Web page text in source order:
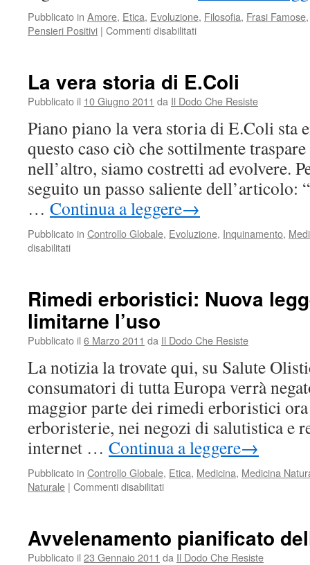
Pubblicato in Amore, Etica, Evoluzione, Filosofia, Frasi Famose
Pensieri Positivi | Commenti disabilitatisu
arrabbiarti
mai
La vera storia di E.Coli
Pubblicato il 10 Giugno 2011 da Il Dodo Che Resiste
Piano piano la vera storia di E.Coli sta
questo caso ciò che sottilmente
nell’altro, siamo costretti ad evolvere.
seguito un passo saliente dell’articolo:
… Continua a leggere→
Pubblicato in Controllo Globale, Evoluzione, Inquinamento,
disabilitatisu
di
E.Coli
Rimedi erboristici: Nuova
limitarne l’uso
Pubblicato il 6 Marzo 2011 da Il Dodo Che Resiste
La notizia la trovate qui, su Salute
consumatori di tutta Europa verrà
maggior parte dei rimedi erboristici
erboristerie, nei negozi di salutistica e
internet … Continua a leggere→
Pubblicato in Controllo Globale, Etica, Medicina, Medicina
Naturale | Commenti disabilitatisu
legge
europea
Avvelenamento pianificato
Pubblicato il 23 Gennaio 2011 da Il Dodo Che Resiste